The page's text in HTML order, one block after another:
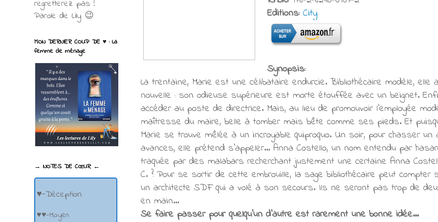
Editions: City
Synopsis:
La trentaine, Marie est une célibataire endurcie. Bibliothécaire modèle,
nouvelle : son odieuse supérieure est morte étouffée avec un beignet.
accéder au poste de directrice. Mais, au lieu de promouvoir l'employée
maîtresse du maire, belle à tomber mais bête comme ses pieds. Et
Marie se trouve mêlée à un incroyable quiproquo. Un soir, pour chasser
avances, elle prétend s'appeler... Anna Costello, un nom entendu par
traquée par des malabars recherchant justement une certaine Anna
C. ? Pour se sortir de cette embrouille, la sage bibliothécaire peut compter
un architecte SDF qui a volé à son secours. Ils ne seront pas trop de
en main...
Se faire passer pour quelqu'un d'autre est rarement une bonne idée...
regretterez pas !
Parole de Lily 😉
MON DERNIER COUP DE ♥ : La
femme de ménage
→ NOTES DE CŒUR ←
♥-Déception
♥♥-Moyen